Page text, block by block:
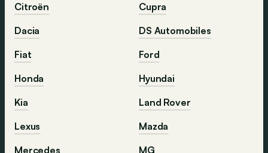
Citroën
Cupra
Dacia
DS Automobiles
Fiat
Ford
Honda
Hyundai
Kia
Land Rover
Lexus
Mazda
Mercedes
MG